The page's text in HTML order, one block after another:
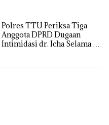
Polres TTU Periksa Tiga
Anggota DPRD Dugaan
Intimidasi dr. Icha Selama 8